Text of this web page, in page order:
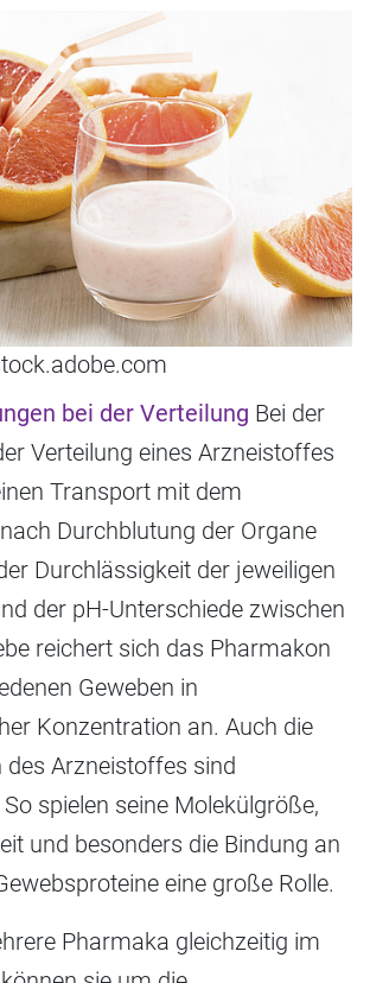
bei der Verteilung Bei der
Verteilung eines Arzneistoffes
Transport mit dem
Durchblutung der Organe
Durchlässigkeit der jeweiligen
der pH-Unterschiede zwischen
reichert sich das Pharmakon
Geweben in
Konzentration an. Auch die
des Arzneistoffes sind
spielen seine Molekülgröße,
und besonders die Bindung an
eine große Rolle.
Pharmaka gleichzeitig im